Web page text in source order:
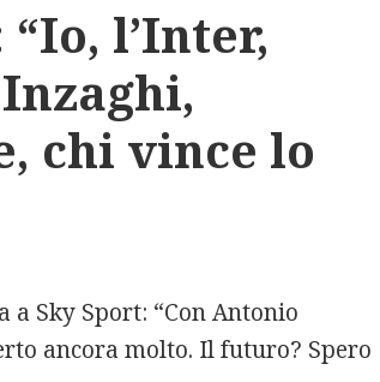
l’Inter,
chi vince lo
Sky Sport: “Con Antonio
ancora molto. Il futuro? Spero